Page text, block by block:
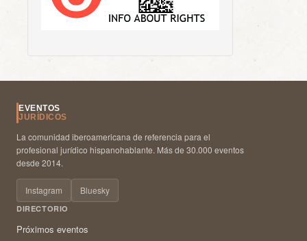
EVENTOS
JURÍDICOS
La comunidad iberoamericana de referencia para el
profesional jurídico hispanohablante. Más de 30.000 eventos
desde 2014.
Instagram Bluesky
DIRECTORIO
Próximos eventos